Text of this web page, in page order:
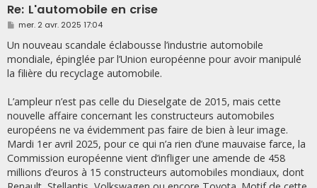
Re: L'automobile en crise
M
s
s
a
g
e
mer. 2 avr. 2025 17:04
Un nouveau scandale éclabousse l’industrie automobile
mondiale, épinglée par l’Union européenne pour avoir manipulé
la filière du recyclage automobile.
L’ampleur n’est pas celle du Dieselgate de 2015, mais cette
nouvelle affaire concernant les constructeurs automobiles
européens ne va évidemment pas faire de bien à leur image.
Mardi 1er avril 2025, pour ce qui n’a rien d’une mauvaise farce, la
Commission européenne vient d’infliger une amende de 458
millions d’euros à 15 constructeurs automobiles mondiaux, dont